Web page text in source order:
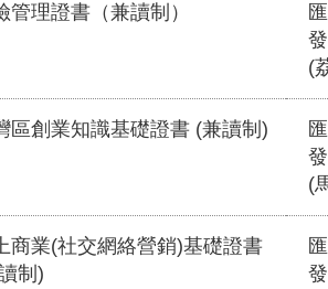
管理證書（兼讀制）
(
區創業知識基礎證書 (兼讀制)
(
商業(社交網絡營銷)基礎證書
制)